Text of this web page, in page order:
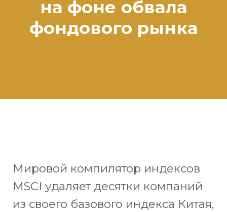
на фоне обвала
фондового рынка
Мировой компилятор индексов
MSCI удаляет десятки компаний
из своего базового индекса Китая,